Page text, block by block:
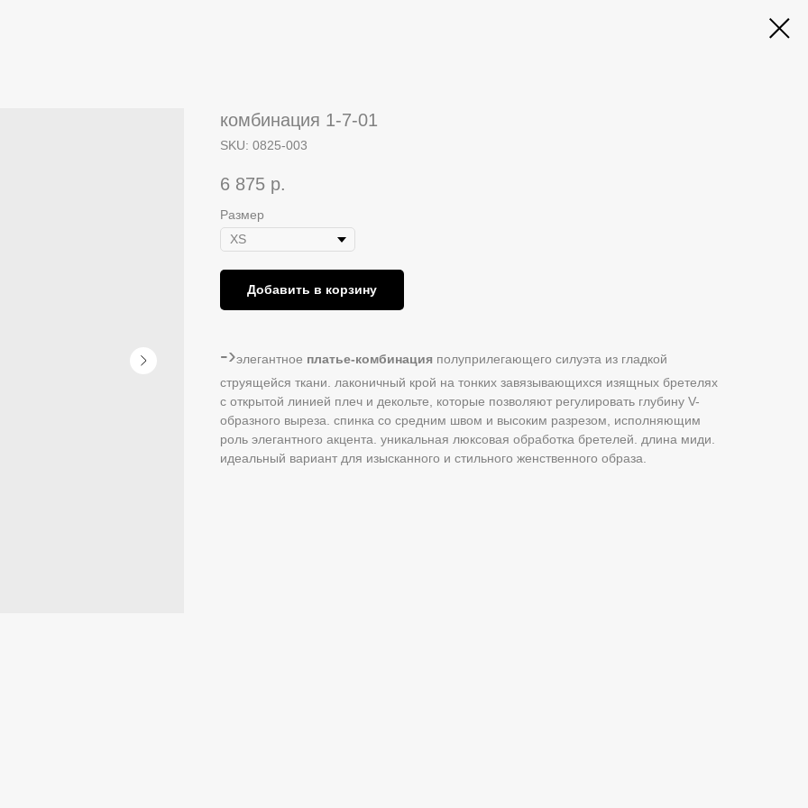
комбинация 1-7-01
SKU: 0825-003
6 875 р.
Размер
Добавить в корзину
-›элегантное платье-комбинация полуприлегающего силуэта из гладкой
струящейся ткани. лаконичный крой на тонких завязывающихся изящных бретелях
с открытой линией плеч и декольте, которые позволяют регулировать глубину V-
образного выреза. спинка со средним швом и высоким разрезом, исполняющим
роль элегантного акцента. уникальная люксовая обработка бретелей. длина миди.
идеальный вариант для изысканного и стильного женственного образа.